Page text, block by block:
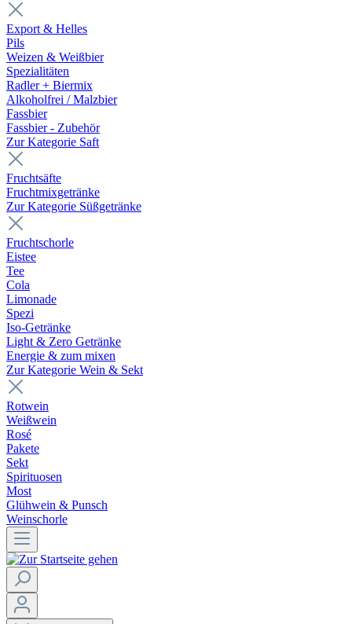
Export & Helles
Pils
Weizen & Weißbier
Spezialitäten
Radler + Biermix
Alkoholfrei / Malzbier
Fassbier
Fassbier - Zubehör
Zur Kategorie Saft
Fruchtsäfte
Fruchtmixgetränke
Zur Kategorie Süßgetränke
Fruchtschorle
Eistee
Tee
Cola
Limonade
Spezi
Iso-Getränke
Light & Zero Getränke
Energie & zum mixen
Zur Kategorie Wein & Sekt
Rotwein
Weißwein
Rosé
Pakete
Sekt
Spirituosen
Most
Glühwein & Punsch
Weinschorle